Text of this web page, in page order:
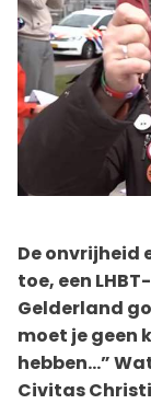
De onvrijheid
toe, een
Gelderland
moet je geen
hebben…”
Civitas